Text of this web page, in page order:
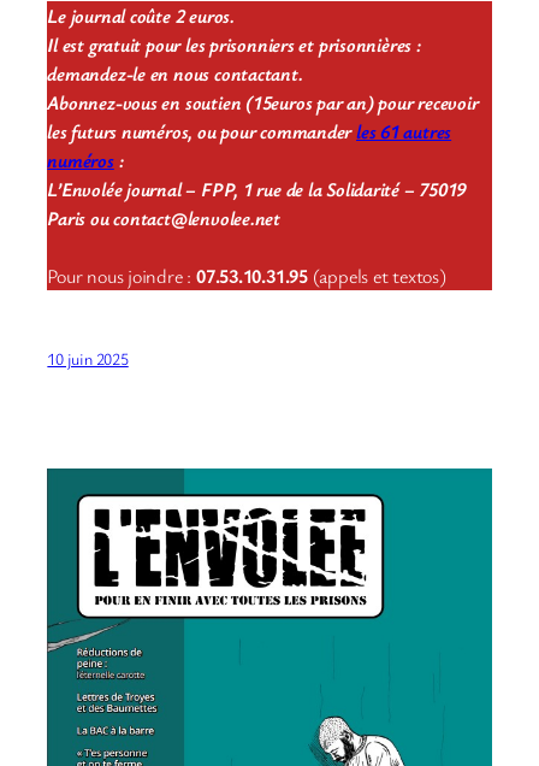
Le journal coûte 2 euros.
Il est gratuit pour les prisonniers et prisonnières :
demandez-le ennous contactant.
Abonnez-vous en soutien (15euros par an) pour recevoir
les futurs numéros, ou pour commanderles 61 autres
numéros:
L’Envolée journal – FPP, 1 rue de la Solidarité – 75019
Paris ou contact@lenvolee.net
Pour nous joindre : 07.53.10.31.95(appels et textos)
10 juin 2025